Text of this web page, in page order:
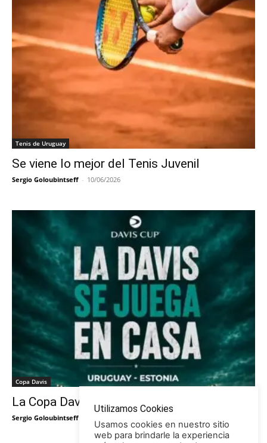
Tenis de Uruguay
Se viene lo mejor del Tenis Juvenil
Sergio Goloubintseff - 10/06/2026
Copa Davis
La Copa Davis vuelve al Círculo
Sergio Goloubintseff
Utilizamos Cookies
Usamos cookies en nuestro sitio
web para brindarle la experiencia